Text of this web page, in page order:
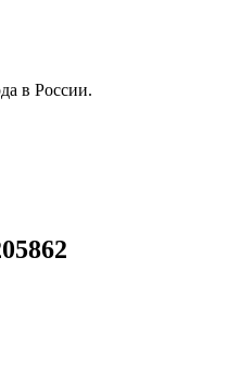
в России.